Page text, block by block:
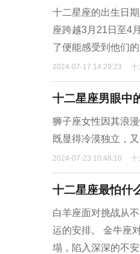
十二星座的出生日
座跨越3月21日至4
了便能感受到他们
2024-07-17 14:29:23 十
十二星座男眼中
狮子座女性因其浪
既显得冷漠独立，
2024-07-23 10:48:10 十
十二星座最怕什
白羊座面对挑战从
运的安排。 金牛座
塌，陷入深深的不